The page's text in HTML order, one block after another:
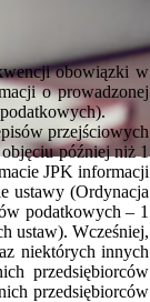
obowiązki w
o prowadzonej
przejściowych
później niż 1
JPK informacji
ustawy (Ordynacja
podatkowych – 1
ustaw). Wcześniej,
niektórych innych
przedsiębiorców
przedsiębiorców